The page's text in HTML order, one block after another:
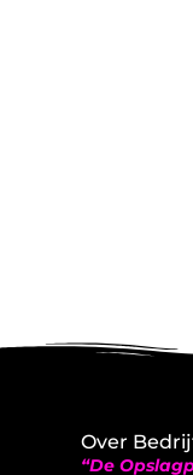
Over
“De